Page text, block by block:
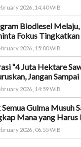
2026 , 14:40 WIB
Biodiesel
Fokus
2026 , 15:00 WIB
“4 Juta Hektare
Jangan
2026 , 14:59 WIB
Semua Gulma Musuh
Mana yang
2026 , 06:55 WIB